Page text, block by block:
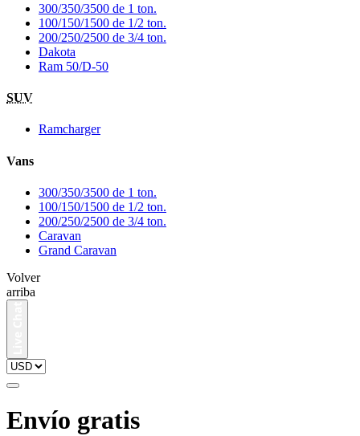
300/350/3500 de 1 ton.
100/150/1500 de 1/2 ton.
200/250/2500 de 3/4 ton.
Dakota
Ram 50/D-50
SUV
Ramcharger
Vans
300/350/3500 de 1 ton.
100/150/1500 de 1/2 ton.
200/250/2500 de 3/4 ton.
Caravan
Grand Caravan
Volver
arriba
Envío gratis